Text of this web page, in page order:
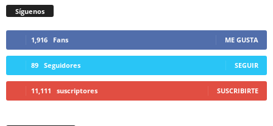
Síguenos
1,916 Fans ME GUSTA
89 Seguidores SEGUIR
11,111 suscriptores SUSCRIBIRTE